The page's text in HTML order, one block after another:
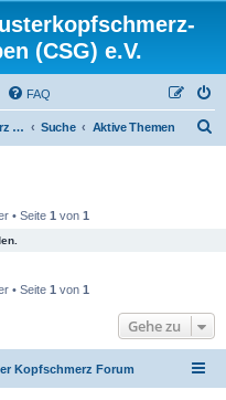
(CSG) e.V.
FAQ
Cluster Kopfschmerz Forum Suche Aktive Themen
• Seite 1 von 1
• Seite 1 von 1
Gehe zu
Kopfschmerz Forum